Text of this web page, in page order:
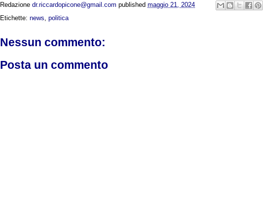
Redazione dr.riccardopicone@gmail.com published maggio 21, 2024
Etichette: news politica
Nessun commento:
Posta un commento